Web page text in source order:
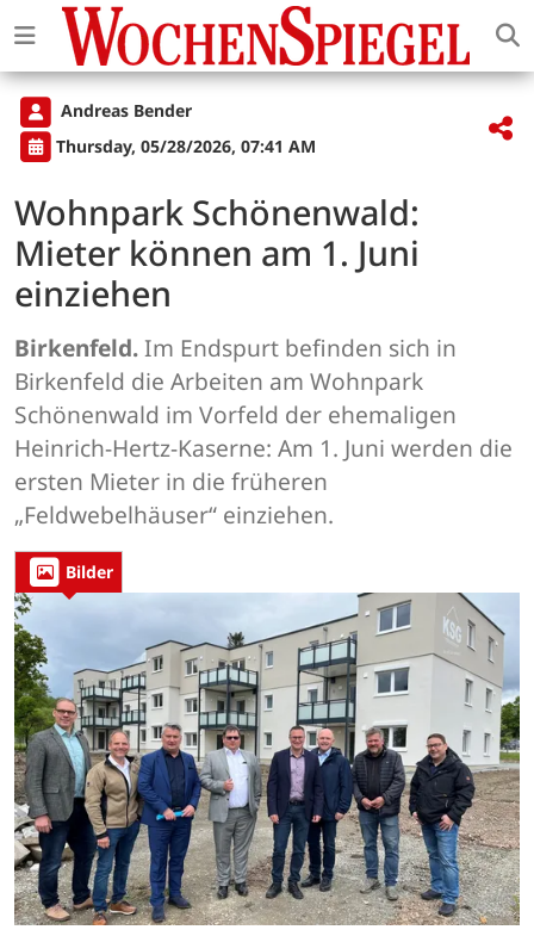
Andreas Bender
Thursday, 05/28/2026, 07:41 AM
Wohnpark Schönenwald:
Mieter können am 1. Juni
einziehen
Birkenfeld.Im Endspurt befinden sich in
Birkenfeld die Arbeiten am Wohnpark
Schönenwald im Vorfeld der ehemaligen
Heinrich-Hertz-Kaserne: Am 1. Juni werden die
ersten Mieter in die früheren
„Feldwebelhäuser“ einziehen.
Bilder